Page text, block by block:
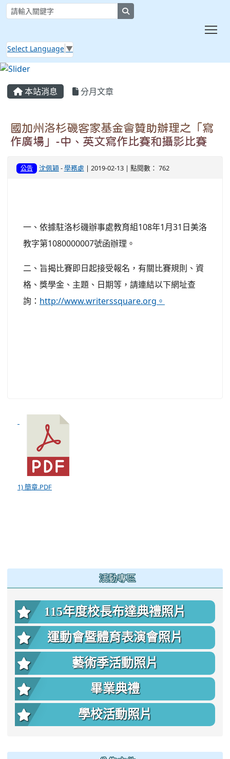
Select Language ▼
本站消息 分月文章
國加州洛杉磯客家基金會贊助辦理之「寫
作廣場」-中、英文寫作比賽和攝影比賽
公告 沈佩穎-學務處 | 2019-02-13 | 點閱數： 762
一、依據駐洛杉磯辦事處教育組108年1月31日美洛
教字第1080000007號函辦理。
二、旨揭比賽即日起接受報名，有關比賽規則、資
格、獎學金、主題、日期等，請連結以下網址查
詢： http://www.writerssquare.org。
1) 簡章.PDF
活動專區
115年度校長布達典禮照片
運動會暨體育表演會照片
藝術季活動照片
畢業典禮
學校活動照片